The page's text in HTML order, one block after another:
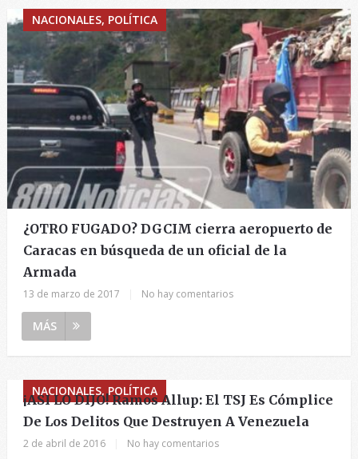
NACIONALES, POLÍTICA
¿OTRO FUGADO? DGCIM cierra aeropuerto de
Caracas en búsqueda de un oficial de la
Armada
13 de marzo de 2017 No hay comentarios
MÁS
NACIONALES, POLÍTICA
¡ASI LO DIJO! Ramos Allup: El TSJ Es Cómplice
De Los Delitos Que Destruyen A Venezuela
2 de abril de 2016 No hay comentarios